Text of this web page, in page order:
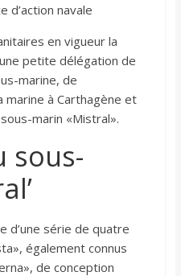
d’action navale
en vigueur la
petite délégation de
marine, de
marine à Carthagène et
marin «Mistral».
sous-
d’une série de quatre
également connus
de conception